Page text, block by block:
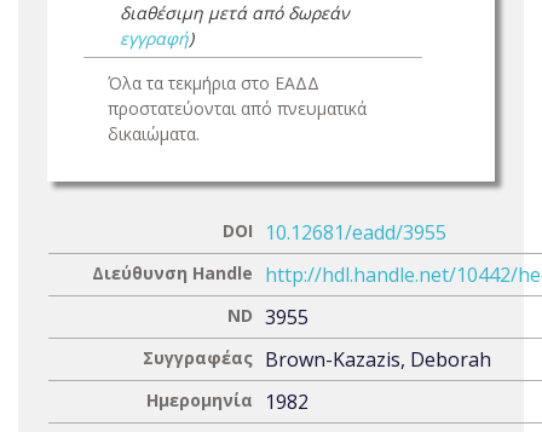
διαθέσιμη μετά από δωρεάν
εγγραφή)
Όλα τα τεκμήρια στο ΕΑΔΔ
προστατεύονται από πνευματικά
δικαιώματα.
DOI 10.12681/eadd/3955
Διεύθυνση Handle http://hdl.handle.net/10442/
ND 3955
Συγγραφέας Brown-Kazazis, Deborah
Ημερομηνία 1982